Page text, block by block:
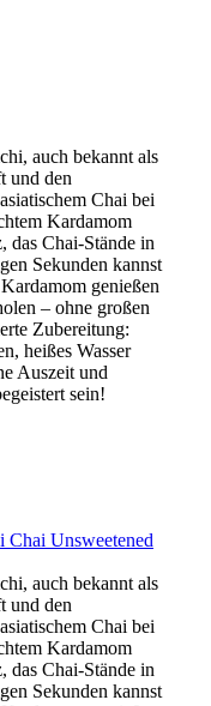
auch bekannt als
und den
Chai bei
Kardamom
das Chai-Stände in
Sekunden kannst
genießen
– ohne großen
Zubereitung:
heißes Wasser
Auszeit und
sein!
auch bekannt als
und den
Chai bei
Kardamom
das Chai-Stände in
Sekunden kannst